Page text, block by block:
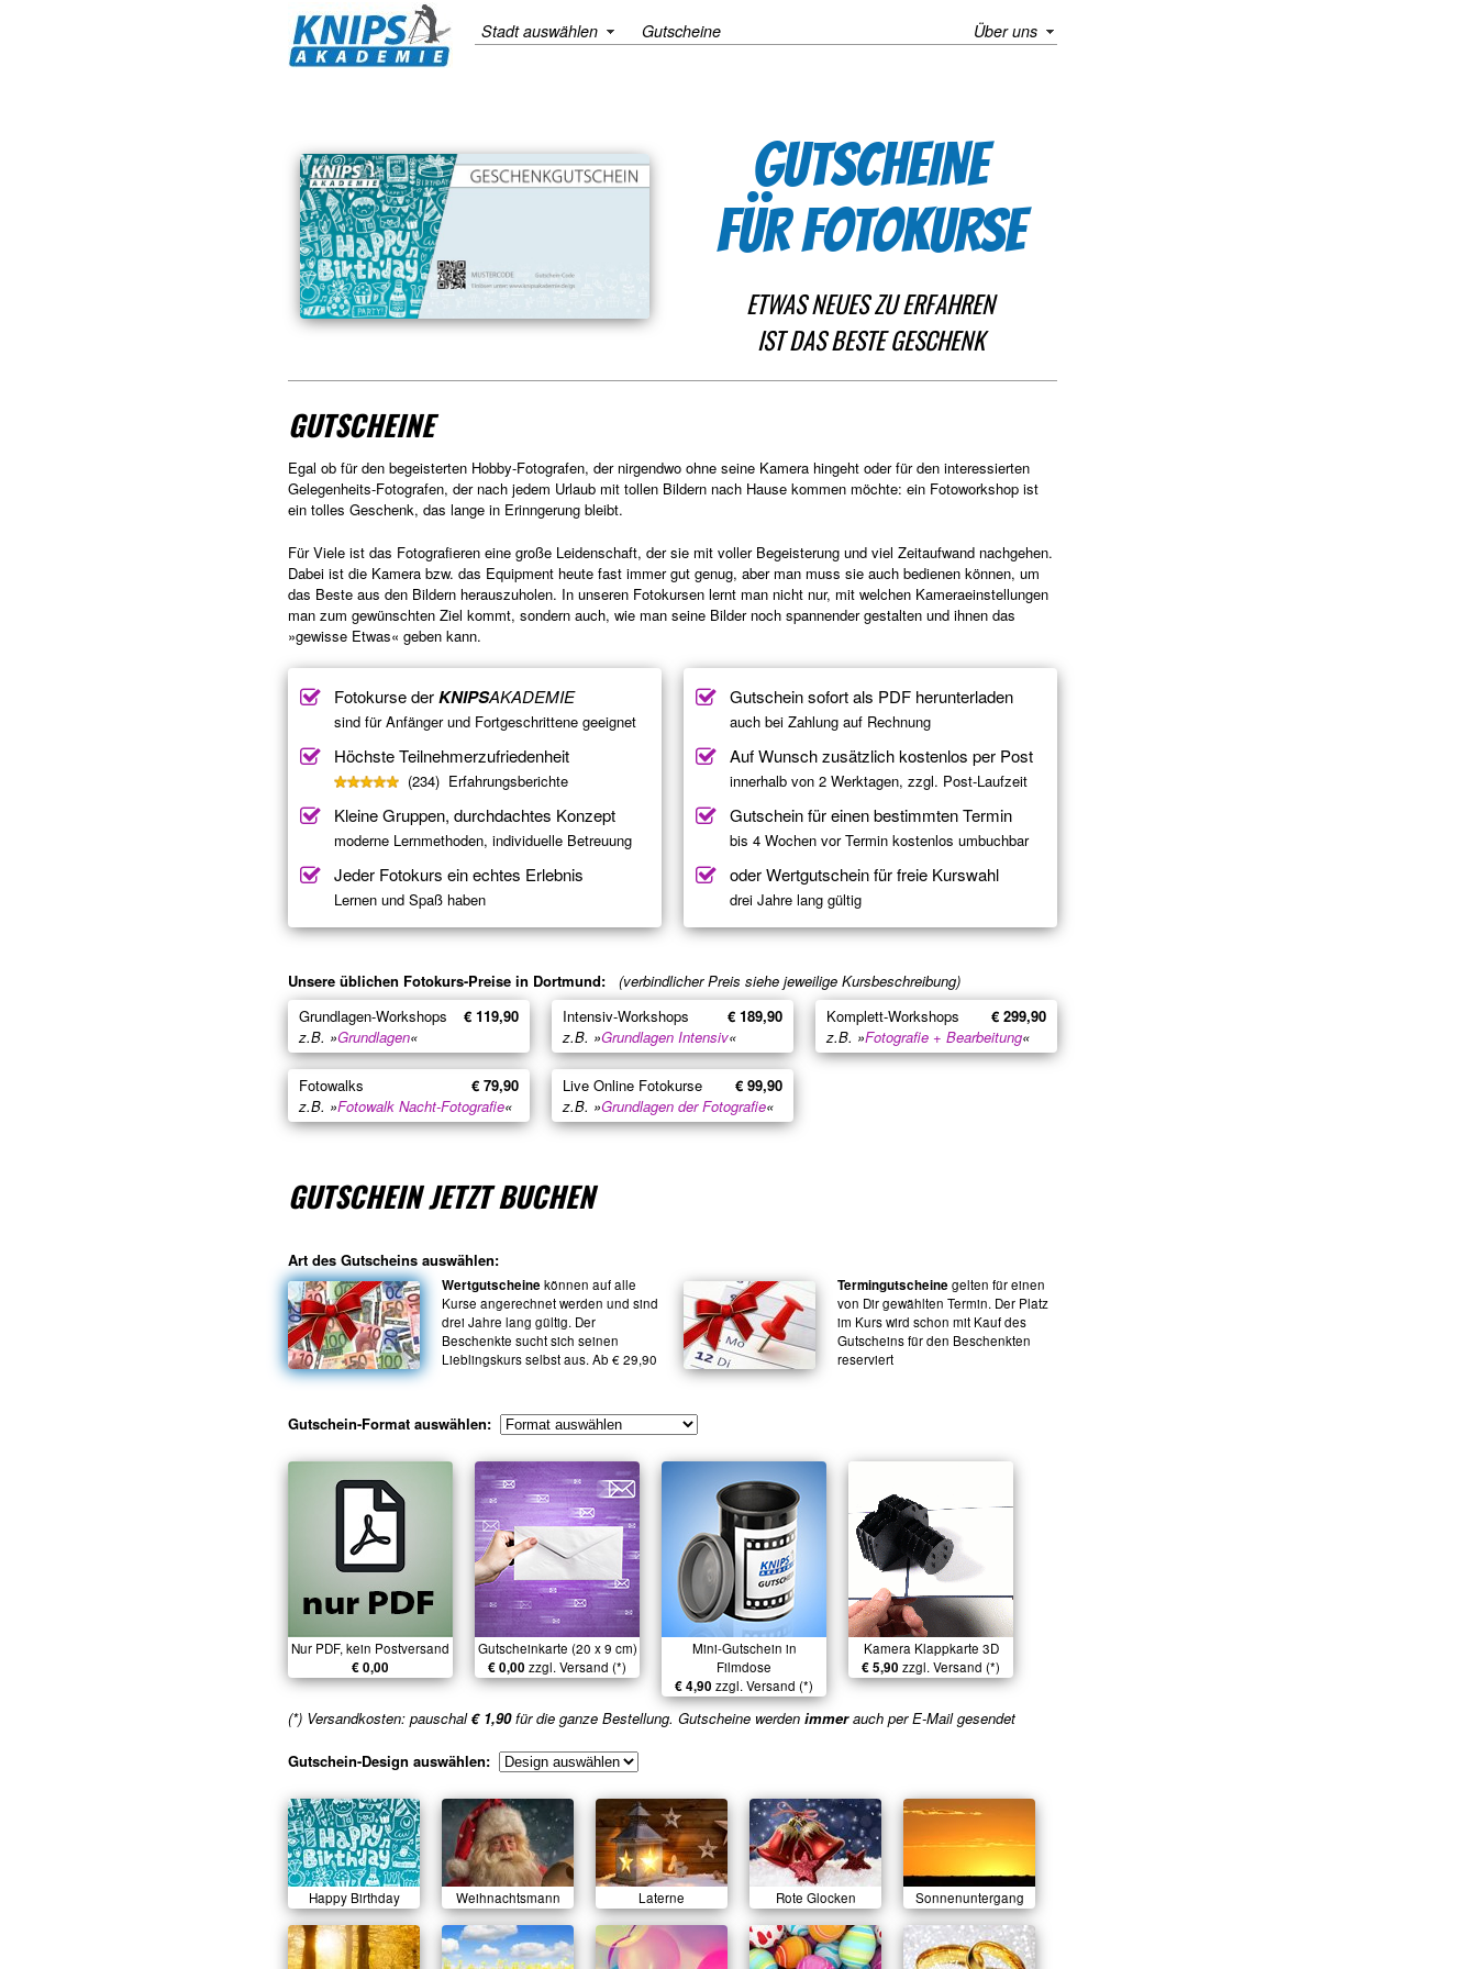
Stadt auswählen Gutscheine Über uns
GUTSCHEINE
FÜR FOTOKURSE
ETWAS NEUES ZU ERFAHREN
IST DAS BESTE GESCHENK
GUTSCHEINE
Egal ob für den begeisterten Hobby-Fotografen, der nirgendwo ohne seine Kamera hingeht oder für den interessierten
Gelegenheits-Fotografen, der nach jedem Urlaub mit tollen Bildern nach Hause kommen möchte: ein Fotoworkshop ist
ein tolles Geschenk, das lange in Erinngerung bleibt.
Für Viele ist das Fotografieren eine große Leidenschaft, der sie mit voller Begeisterung und viel Zeitaufwand nachgehen.
Dabei ist die Kamera bzw. das Equipment heute fast immer gut genug, aber man muss sie auch bedienen können, um
das Beste aus den Bildern herauszuholen. In unseren Fotokursen lernt man nicht nur, mit welchen Kameraeinstellungen
man zum gewünschten Ziel kommt, sondern auch, wie man seine Bilder noch spannender gestalten und ihnen das
»gewisse Etwas« geben kann.
Fotokurse derKNIPSAKADEMIE
sind für Anfänger und Fortgeschrittene geeignet
Höchste Teilnehmerzufriedenheit
(234) Erfahrungsberichte
Kleine Gruppen, durchdachtes Konzept
moderne Lernmethoden, individuelle Betreuung
Jeder Fotokurs ein echtes Erlebnis
Lernen und Spaß haben
Gutschein sofort als PDF herunterladen
auch bei Zahlung auf Rechnung
Auf Wunsch zusätzlich kostenlos per Post
innerhalb von 2 Werktagen, zzgl. Post-Laufzeit
Gutschein für einen bestimmten Termin
bis 4 Wochen vor Termin kostenlos umbuchbar
oder Wertgutschein für freie Kurswahl
drei Jahre lang gültig
Unsere üblichen Fotokurs-Preise in Dortmund:
(verbindlicher Preis siehe jeweilige Kursbeschreibung)
Grundlagen-Workshops
€ 119,90
z.B. »Grundlagen«
Intensiv-Workshops
€ 189,90
z.B. »Grundlagen Intensiv«
Komplett-Workshops
€ 299,90
z.B. »Fotografie + Bearbeitung«
Fotowalks
€ 79,90
z.B. »Fotowalk Nacht-Fotografie«
Live Online Fotokurse
€ 99,90
z.B. »Grundlagen der Fotografie«
GUTSCHEIN JETZT BUCHEN
Art des Gutscheins auswählen:
Wertgutscheine können auf alle
Kurse angerechnet werden und sind
drei Jahre lang gültig. Der
Beschenkte sucht sich seinen
Lieblingskurs selbst aus. Ab € 29,90
Termingutscheine gelten für einen
von Dir gewählten Termin. Der Platz
im Kurs wird schon mit Kauf des
Gutscheins für den Beschenkten
reserviert
Gutschein-Format auswählen:
Nur PDF, kein Postversand
€ 0,00
Gutscheinkarte (20 x 9 cm)
€ 0,00 zzgl. Versand (*)
Mini-Gutschein in
Filmdose
€ 4,90 zzgl. Versand (*)
Kamera Klappkarte 3D
€ 5,90 zzgl. Versand (*)
(*) Versandkosten: pauschal€ 1,90für die ganze Bestellung. Gutscheine werden immerauch per E-Mail gesendet
Gutschein-Design auswählen:
Happy Birthday Weihnachtsmann Laterne Rote Glocken Sonnenuntergang